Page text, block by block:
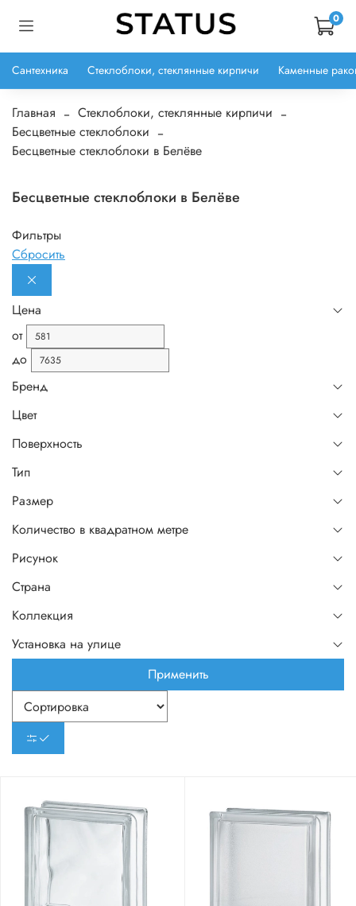
0
Сантехника Стеклоблоки, стеклянные кирпичи Каменные
Главная
Стеклоблоки, стеклянные кирпичи
Бесцветные стеклоблоки
Бесцветные стеклоблоки в Белёве
Бесцветные стеклоблоки в Белёве
Фильтры
Сбросить
Цена
от
до
Бренд
Цвет
Поверхность
Тип
Размер
Количество в квадратном метре
Рисунок
Страна
Коллекция
Установка на улице
Применить